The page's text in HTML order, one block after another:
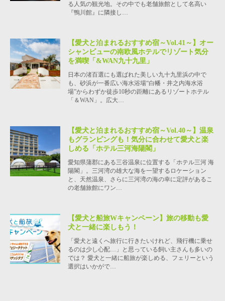
る人気の観光地。その中でも老舗旅館として名高い
『鴨川館』に隣接し…
【愛犬と泊まれるおすすめ宿～Vol.41～】オー
シャンビューの南欧風ホテルでリゾート気分
を満喫「&WAN九十九里」
日本の渚百選にも選ばれた美しい九十九里浜の中で
も、砂浜が一番広い海水浴場“白幡・井之内海水浴
場”からわずか徒歩10秒の距離にあるリゾートホテル
「＆WAN」。広大…
【愛犬と泊まれるおすすめ宿～Vol.40～】温泉
もグランピングも！気分に合わせて愛犬と楽
しめる「ホテル三河海陽閣」
愛知県蒲郡にある三谷温泉に位置する「ホテル三河 海
陽閣」。三河湾の雄大な海を一望するロケーション
と、天然温泉、さらに三河湾の海の幸に定評があるこ
の老舗旅館にワン…
【愛犬と船旅Wキャンペーン】旅の移動も愛
犬と一緒に楽しもう！
「愛犬と遠くへ旅行に行きたいけれど、飛行機に乗せ
るのは少し心配…」と思っている飼い主さんも多いの
では？ 愛犬と一緒に船旅が楽しめる、フェリーという
選択はいかがで…